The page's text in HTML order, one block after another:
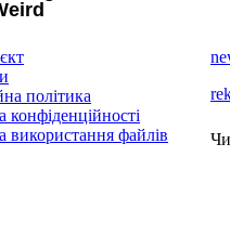
політика
конфіденційності
використання файлів